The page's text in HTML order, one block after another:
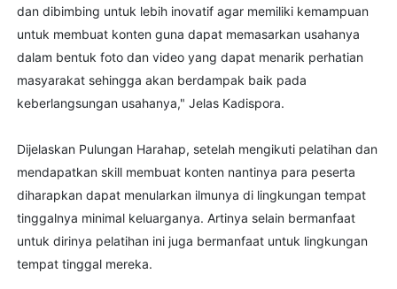
dan dibimbing untuk lebih inovatif agar memiliki kemampuan
untuk membuat konten guna dapat memasarkan usahanya
dalam bentuk foto dan video yang dapat menarik perhatian
masyarakat sehingga akan berdampak baik pada
keberlangsungan usahanya," Jelas Kadispora.
Dijelaskan Pulungan Harahap, setelah mengikuti pelatihan dan
mendapatkan skill membuat konten nantinya para peserta
diharapkan dapat menularkan ilmunya di lingkungan tempat
tinggalnya minimal keluarganya. Artinya selain bermanfaat
untuk dirinya pelatihan ini juga bermanfaat untuk lingkungan
tempat tinggal mereka.